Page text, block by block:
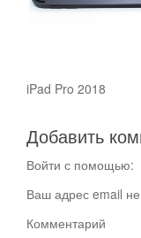
iPad Pro 2018
Добавить
Войти с помощью:
Ваш адрес email не
Комментарий